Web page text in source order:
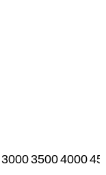
300035004000